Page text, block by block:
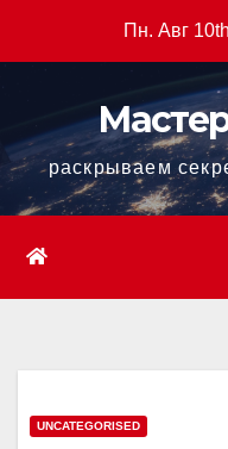
Пн. Авг
раскрываем
UNCATEGORISED